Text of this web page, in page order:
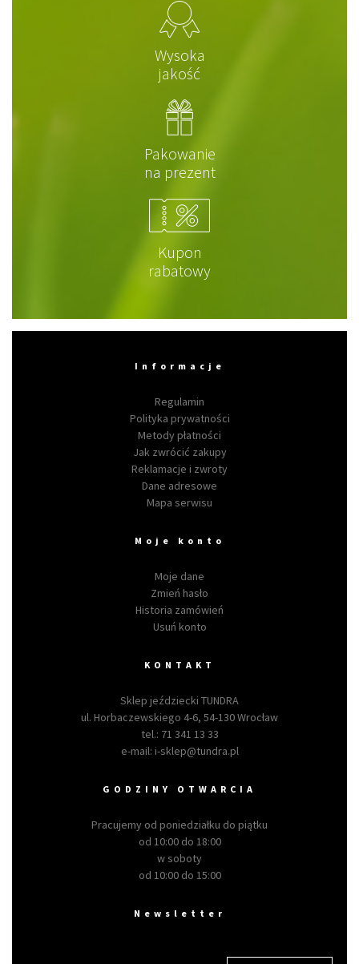
Wysoka
jakość
Pakowanie
na prezent
Kupon
rabatowy
Informacje
Regulamin
Polityka prywatności
Metody płatności
Jak zwrócić zakupy
Reklamacje i zwroty
Dane adresowe
Mapa serwisu
Moje konto
Moje dane
Zmień hasło
Historia zamówień
Usuń konto
KONTAKT
Sklep jeździecki TUNDRA
ul. Horbaczewskiego 4-6, 54-130 Wrocław
tel.: 71 341 13 33
e-mail: i-sklep@tundra.pl
GODZINY OTWARCIA
Pracujemy od poniedziałku do piątku
od 10:00 do 18:00
w soboty
od 10:00 do 15:00
Newsletter